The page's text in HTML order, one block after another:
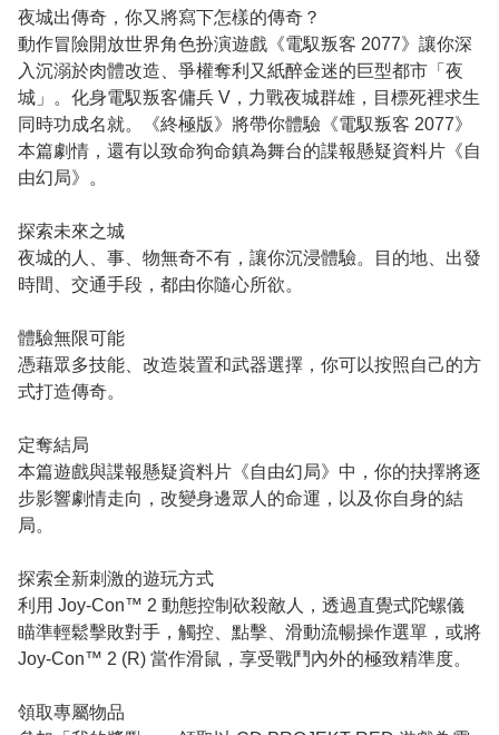
夜城出傳奇，你又將寫下怎樣的傳奇？
動作冒險開放世界角色扮演遊戲《電馭叛客 2077》讓你深
入沉溺於肉體改造、爭權奪利又紙醉金迷的巨型都市「夜
城」。化身電馭叛客傭兵 V，力戰夜城群雄，目標死裡求生
同時功成名就。《終極版》將帶你體驗《電馭叛客 2077》
本篇劇情，還有以致命狗命鎮為舞台的諜報懸疑資料片《自
由幻局》。
探索未來之城
夜城的人、事、物無奇不有，讓你沉浸體驗。目的地、出發
時間、交通手段，都由你隨心所欲。
體驗無限可能
憑藉眾多技能、改造裝置和武器選擇，你可以按照自己的方
式打造傳奇。
定奪結局
本篇遊戲與諜報懸疑資料片《自由幻局》中，你的抉擇將逐
步影響劇情走向，改變身邊眾人的命運，以及你自身的結
局。
探索全新刺激的遊玩方式
利用 Joy-Con™ 2 動態控制砍殺敵人，透過直覺式陀螺儀
瞄準輕鬆擊敗對手，觸控、點擊、滑動流暢操作選單，或將
Joy-Con™ 2 (R) 當作滑鼠，享受戰鬥內外的極致精準度。
領取專屬物品